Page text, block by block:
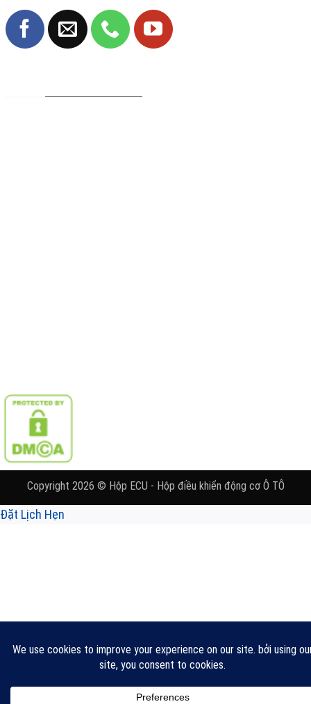
Copyright 2026 © Hộp ECU - Hộp điều khiển động cơ Ô TÔ
Đặt Lịch Hẹn